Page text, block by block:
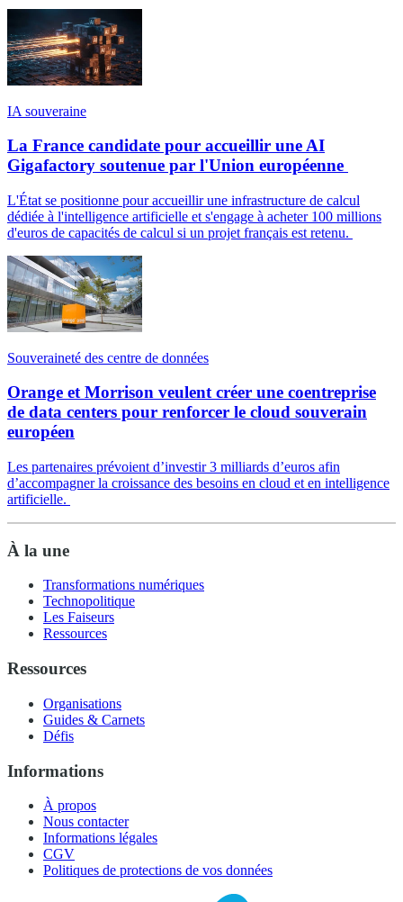
IA souveraine
La France candidate pour accueillir une AI
Gigafactory soutenue par l'Union européenne
L'État se positionne pour accueillir une infrastructure de calcul
dédiée à l'intelligence artificielle et s'engage à acheter 100 millions
d'euros de capacités de calcul si un projet français est retenu.
Souveraineté des centre de données
Orange et Morrison veulent créer une coentreprise
de data centers pour renforcer le cloud souverain
européen
Les partenaires prévoient d’investir 3 milliards d’euros afin
d’accompagner la croissance des besoins en cloud et en intelligence
artificielle.
À la une
Transformations numériques
Technopolitique
Les Faiseurs
Ressources
Ressources
Organisations
Guides & Carnets
Défis
Informations
À propos
Nous contacter
Informations légales
CGV
Politiques de protections de vos données